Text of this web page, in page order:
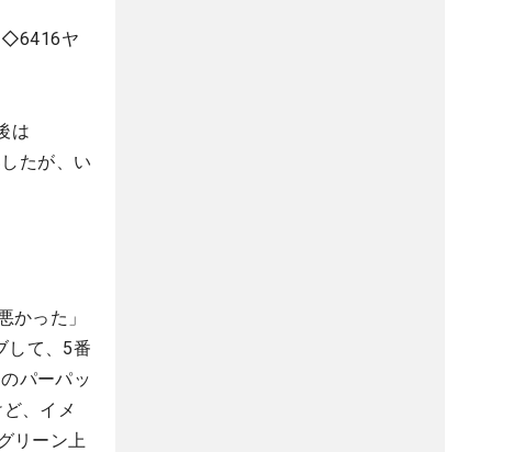
◇6416ヤ
は
たが、い
った」
して、5番
パーパッ
、イメ
リーン上